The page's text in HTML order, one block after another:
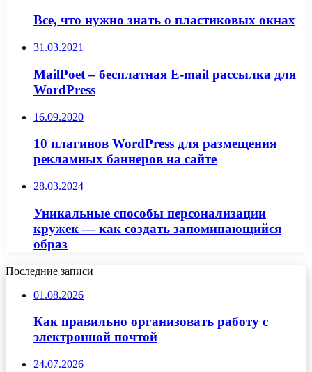
Все, что нужно знать о пластиковых окнах
31.03.2021
MailPoet – бесплатная E-mail рассылка для
WordPress
16.09.2020
10 плагинов WordPress для размещения
рекламных баннеров на сайте
28.03.2024
Уникальные способы персонализации
кружек — как создать запоминающийся
образ
Последние записи
01.08.2026
Как правильно организовать работу с
электронной почтой
24.07.2026